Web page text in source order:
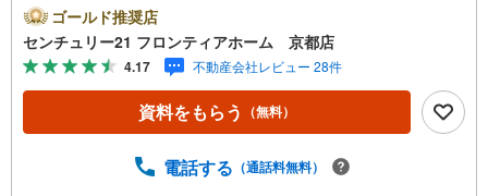
買い物至便 特徴・水回りが1階に集約された家事動線を考
慮した生活しやすい間取り・閑静な住宅街に位置し静かな
住環境です・物が多くなりがちなキッチンもすっきりと片
付くパントリーつき・大きなお荷物も入りそうな広々とし
た玄関土間・小中学校徒歩6分で9年間の通学も安心の距離
立地・向島秀蓮小学校まで徒歩約6分・向島秀蓮中学校まで
ァイナンシャルプランナーが資金計画をサポート！2.買い
ゴールド推奨店
センチュリー21 フロンティアホーム 京都店
4.17 不動産会社レビュー 28件
資料をもらう （無料）
電話する （通話料無料）